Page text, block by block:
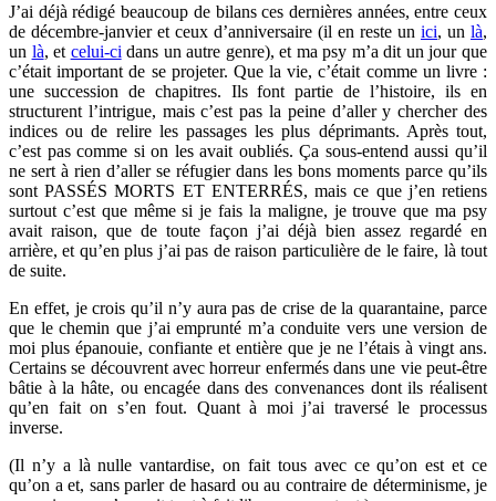
J’ai déjà rédigé beaucoup de bilans ces dernières années, entre ceux
de décembre-janvier et ceux d’anniversaire (il en reste un ici, un là,
un là, et celui-ci dans un autre genre), et ma psy m’a dit un jour que
c’était important de se projeter. Que la vie, c’était comme un livre :
une succession de chapitres. Ils font partie de l’histoire, ils en
structurent l’intrigue, mais c’est pas la peine d’aller y chercher des
indices ou de relire les passages les plus déprimants. Après tout,
c’est pas comme si on les avait oubliés. Ça sous-entend aussi qu’il
ne sert à rien d’aller se réfugier dans les bons moments parce qu’ils
sont PASSÉS MORTS ET ENTERRÉS, mais ce que j’en retiens
surtout c’est que même si je fais la maligne, je trouve que ma psy
avait raison, que de toute façon j’ai déjà bien assez regardé en
arrière, et qu’en plus j’ai pas de raison particulière de le faire, là tout
de suite.
En effet, je crois qu’il n’y aura pas de crise de la quarantaine, parce
que le chemin que j’ai emprunté m’a conduite vers une version de
moi plus épanouie, confiante et entière que je ne l’étais à vingt ans.
Certains se découvrent avec horreur enfermés dans une vie peut-être
bâtie à la hâte, ou encagée dans des convenances dont ils réalisent
qu’en fait on s’en fout. Quant à moi j’ai traversé le processus
inverse.
(Il n’y a là nulle vantardise, on fait tous avec ce qu’on est et ce
qu’on a et, sans parler de hasard ou au contraire de déterminisme, je